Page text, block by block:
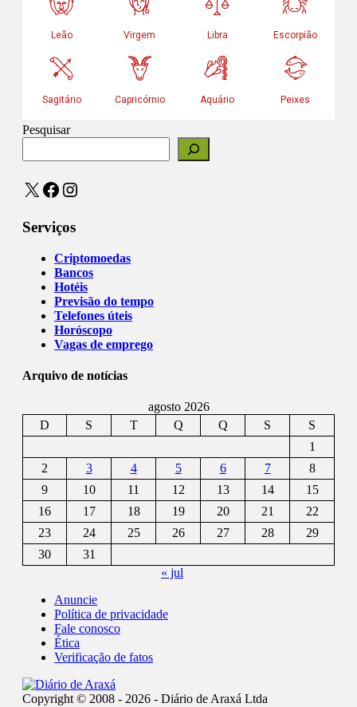
Pesquisar
X Facebook
Instagram
Serviços
Criptomoedas
Bancos
Hotéis
Previsão do tempo
Telefones úteis
Horóscopo
Vagas de emprego
Arquivo de notícias
agosto 2026
D
S T Q Q S
S
1
2
3 4 5 6 7
8
9
10 11 12 13 14
15
16
17 18 19 20 21
22
23
24 25 26 27 28
29
30
31
« jul
Anuncie
Política de privacidade
Fale conosco
Ética
Verificação de fatos
Copyright © 2008 - 2026 - Diário de Araxá Ltda